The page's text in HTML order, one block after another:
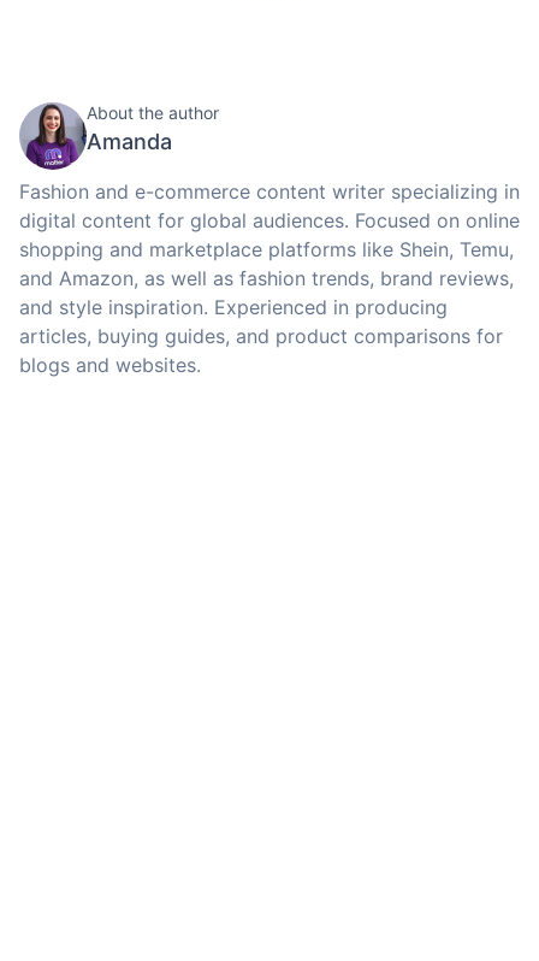
About the author
Amanda
Fashion and e-commerce content writer specializing in
digital content for global audiences. Focused on online
shopping and marketplace platforms like Shein, Temu,
and Amazon, as well as fashion trends, brand reviews,
and style inspiration. Experienced in producing
articles, buying guides, and product comparisons for
blogs and websites.